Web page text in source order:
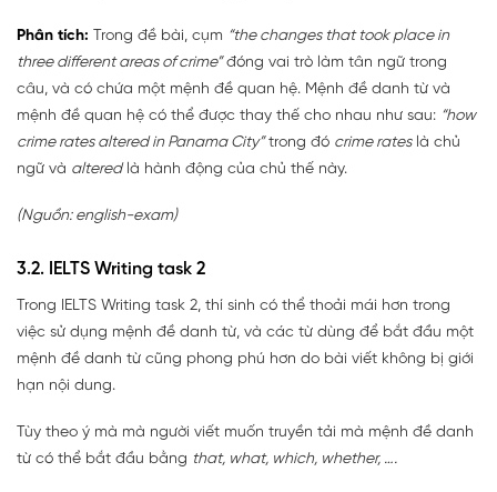
Phân tích: Trong đề bài, cụm “the changes that took place in
three different areas of crime”đóng vai trò làm tân ngữ trong
câu, và có chứa một mệnh đề quan hệ. Mệnh đề danh từ và
mệnh đề quan hệ có thể được thay thế cho nhau như sau: “how
crime rates altered in Panama City”trong đó crime rateslà chủ
ngữ và alteredlà hành động của chủ thế này.
(Nguồn: english-exam)
3.2. IELTS Writing task 2
Trong IELTS Writing task 2, thí sinh có thể thoải mái hơn trong
việc sử dụng mệnh đề danh từ, và các từ dùng để bắt đầu một
mệnh đề danh từ cũng phong phú hơn do bài viết không bị giới
hạn nội dung.
Tùy theo ý mà mà người viết muốn truyền tải mà mệnh đề danh
từ có thể bắt đầu bằng that, what, which, whether, ….